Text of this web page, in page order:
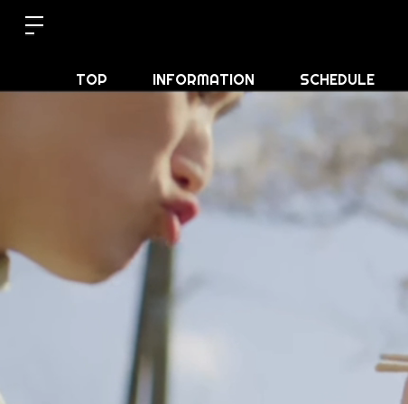
TOP INFORMATION SCHEDULE